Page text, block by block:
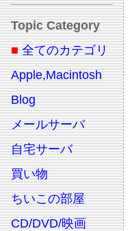
Topic Category
■ 全てのカテゴリ
Apple,Macintosh
Blog
メールサーバ
自宅サーバ
買い物
ちいこの部屋
CD/DVD/映画